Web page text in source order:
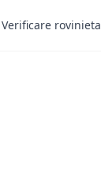
Verificare rovinieta